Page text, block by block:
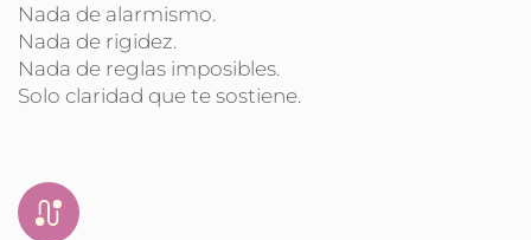
Nada de alarmismo.
Nada de rigidez.
Nada de reglas imposibles.
Solo claridad que te sostiene.